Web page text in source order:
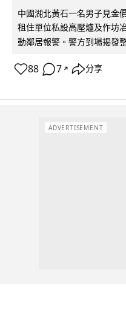
中國湖北黃石一名男子見金
租住單位私設高壓爐及作坊
動鄰居報警。警方到場揭發
88 7 ↗ 分享
ADVERTISEMENT